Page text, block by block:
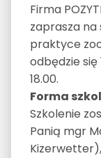
Firma
zaprasza na
praktyce
odbędzie się
18.00.
Forma
Szkolenie
Panią mgr